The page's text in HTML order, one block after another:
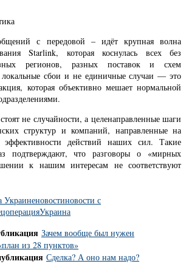
с передовой – идёт крупная волна
Starlink, которая коснулась всех без
регионов, разных поставок и схем
сбои и не единичные случаи — это
которая объективно мешает нормальной
не случайности, а целенаправленные шаги
структур и компаний, направленные на
действий наших сил. Такие
подтверждают, что разговоры о «мирных
к нашим интересам не соответствуют
Украиненовостиновости с
Украина
Зачем вообще был нужен
из 28 пунктов»
Сделка? А оно нам надо?